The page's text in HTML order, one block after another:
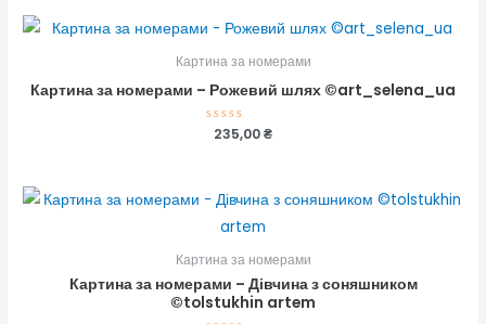
Картина за номерами
Картина за номерами – Рожевий шлях ©art_selena_ua
Оцінено
235,00₴
Картина за номерами
Картина за номерами – Дівчина з соняшником
©tolstukhin artem